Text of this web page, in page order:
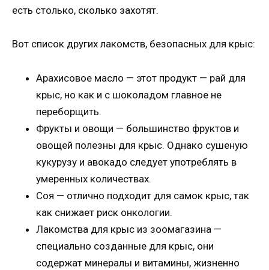
есть столько, сколько захотят.
Вот список других лакомств, безопасных для крыс:
Арахисовое масло — этот продукт — рай для
крыс, но как и с шоколадом главное не
переборщить.
Фрукты и овощи — большинство фруктов и
овощей полезны для крыс. Однако сушеную
кукурузу и авокадо следует употреблять в
умеренных количествах.
Соя — отлично подходит для самок крыс, так
как снижает риск онкологии.
Лакомства для крыс из зоомагазина —
специально созданные для крыс, они
содержат минералы и витамины, жизненно